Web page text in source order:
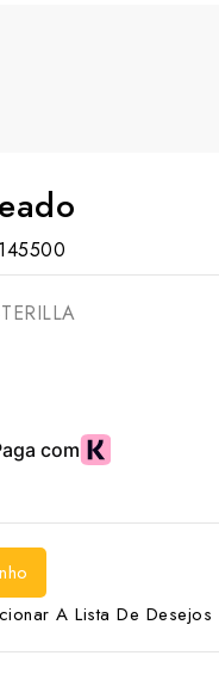
A Lista De Desejos